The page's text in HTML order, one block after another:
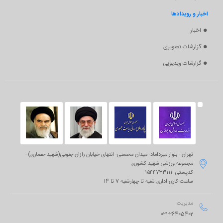
اخبار و رویدادها
اخبار
گزارشات تصویری
گزارشات ویدیویی

تهران - بلوار میرداماد- میدان محسنی- انتهای خیابان رازان جنوبی(شهید حصاری) -
مجموعه ورزشی شهید کشوری
کدپستی: ۱۵۴۴۷۳۳1۱۱
ساعت کاری اداری:شنبه تا چهارشنبه 7 تا 14
 مدیریت
021-26405402